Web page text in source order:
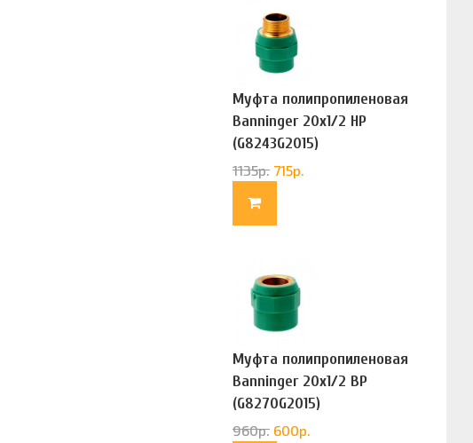
Муфта полипропиленовая
Banninger 20х1/2 НР
(G8243G2015)
1135р. 715р.
Муфта полипропиленовая
Banninger 20х1/2 ВР
(G8270G2015)
960р. 600р.